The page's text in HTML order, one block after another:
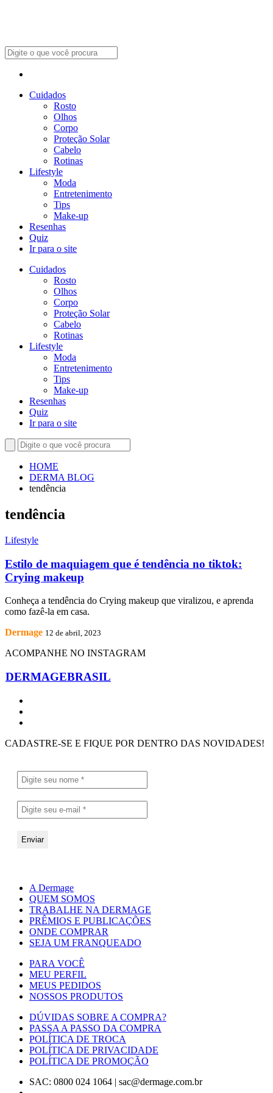
Cuidados
Rosto
Olhos
Corpo
Proteção Solar
Cabelo
Rotinas
Lifestyle
Moda
Entretenimento
Tips
Make-up
Resenhas
Quiz
Ir para o site
Cuidados
Rosto
Olhos
Corpo
Proteção Solar
Cabelo
Rotinas
Lifestyle
Moda
Entretenimento
Tips
Make-up
Resenhas
Quiz
Ir para o site
HOME
DERMA BLOG
tendência
tendência
Lifestyle
Estilo de maquiagem que é tendência no tiktok:
Crying makeup
Conheça a tendência do Crying makeup que viralizou, e aprenda
como fazê-la em casa.
Dermage 12 de abril, 2023
ACOMPANHE NO INSTAGRAM
DERMAGEBRASIL
CADASTRE-SE E FIQUE POR DENTRO DAS NOVIDADES!
A Dermage
QUEM SOMOS
TRABALHE NA DERMAGE
PRÊMIOS E PUBLICAÇÕES
ONDE COMPRAR
SEJA UM FRANQUEADO
PARA VOCÊ
MEU PERFIL
MEUS PEDIDOS
NOSSOS PRODUTOS
DÚVIDAS SOBRE A COMPRA?
PASSA A PASSO DA COMPRA
POLÍTICA DE TROCA
POLÍTICA DE PRIVACIDADE
POLÍTICA DE PROMOÇÃO
SAC: 0800 024 1064 | sac@dermage.com.br